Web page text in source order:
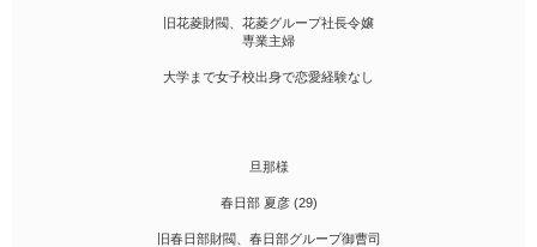
旧花菱財閥、花菱グループ社長令嬢
専業主婦
大学まで女子校出身で恋愛経験なし
旦那様
春日部 夏彦 (29)
旧春日部財閥、春日部グループ御曹司